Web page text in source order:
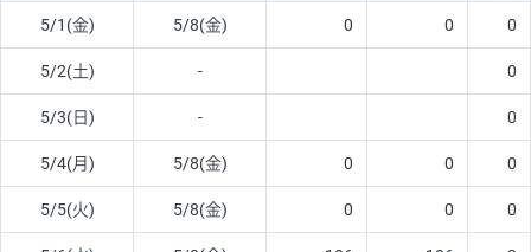
5/1(金) 5/8(金) 0 0 0
5/2(土) - 0
5/3(日) - 0
5/4(月) 5/8(金) 0 0 0
5/5(火) 5/8(金) 0 0 0